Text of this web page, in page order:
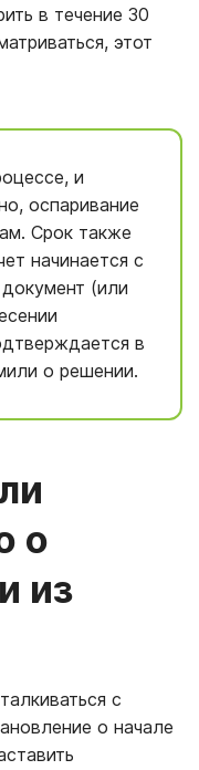
в течение 30
этот
и
оспаривание
Срок также
начинается с
(или
в
о решении.
о
из
с
о начале